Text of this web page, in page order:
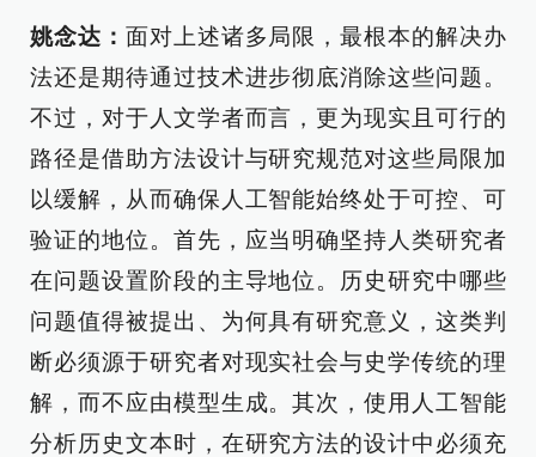
姚念达 ： 面对上述诸多局限，最根本的解决办
法还是期待通过技术进步彻底消除这些问题。
不过，对于人文学者而言，更为现实且可行的
路径是借助方法设计与研究规范对这些局限加
以缓解，从而确保人工智能始终处于可控、可
验证的地位。首先，应当明确坚持人类研究者
在问题设置阶段的主导地位。历史研究中哪些
问题值得被提出、为何具有研究意义，这类判
断必须源于研究者对现实社会与史学传统的理
解，而不应由模型生成。其次，使用人工智能
分析历史文本时，在研究方法的设计中必须充